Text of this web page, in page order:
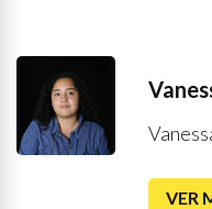
VER